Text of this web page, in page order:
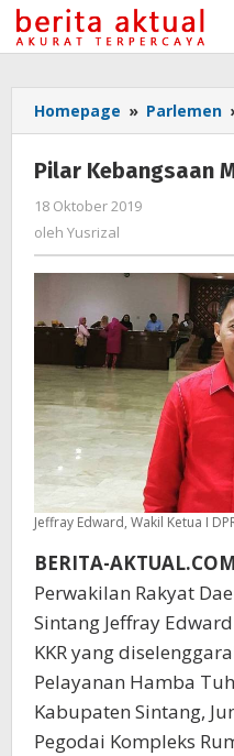
Lewati
ke
konten
Homepage » Parlemen
Pilar Kebangsaan
18 Oktober 2019
oleh Yusrizal
Jeffray Edward, Wakil Ketua I
BERITA-AKTUAL.COM
Perwakilan Rakyat
Sintang Jeffray
KKR yang
Pelayanan Hamba
Kabupaten Sintang,
Pegodai Kompleks